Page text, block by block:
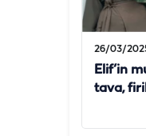
26/03/
Elif’in
tava,